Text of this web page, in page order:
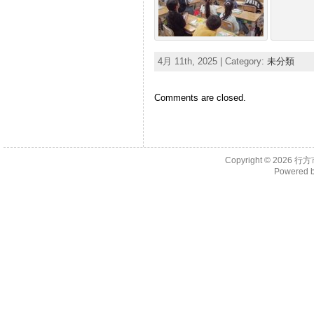
4月 11th, 2025 | Category: 未分類
Comments are closed.
Copyright © 2026行方
Powered